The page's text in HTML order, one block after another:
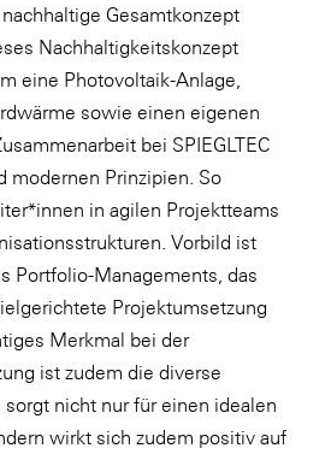
Gesamtkonzept
Nachhaltigkeitskonzept
eine Photovoltaik-Anlage,
sowie einen eigenen
bei SPIEGLTEC
modernen Prinzipien. So
in agilen Projektteams
Vorbild ist
Portfolio-Managements, das
Projektumsetzung
Merkmal bei der
ist zudem die diverse
nicht nur für einen idealen
wirkt sich zudem positiv auf